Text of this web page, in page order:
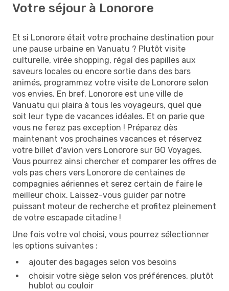
Votre séjour à Lonorore
Et si Lonorore était votre prochaine destination pour
une pause urbaine en Vanuatu ? Plutôt visite
culturelle, virée shopping, régal des papilles aux
saveurs locales ou encore sortie dans des bars
animés, programmez votre visite de Lonorore selon
vos envies. En bref, Lonorore est une ville de
Vanuatu qui plaira à tous les voyageurs, quel que
soit leur type de vacances idéales. Et on parie que
vous ne ferez pas exception ! Préparez dès
maintenant vos prochaines vacances et réservez
votre billet d'avion vers Lonorore sur GO Voyages.
Vous pourrez ainsi chercher et comparer les offres de
vols pas chers vers Lonorore de centaines de
compagnies aériennes et serez certain de faire le
meilleur choix. Laissez-vous guider par notre
puissant moteur de recherche et profitez pleinement
de votre escapade citadine !
Une fois votre vol choisi, vous pourrez sélectionner
les options suivantes :
ajouter des bagages selon vos besoins
choisir votre siège selon vos préférences, plutôt
hublot ou couloir